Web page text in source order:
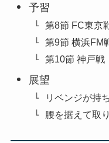
予習
第8節 FC東京
第9節 横浜FM
第10節 神戸戦
展望
リベンジが持
腰を据えて取